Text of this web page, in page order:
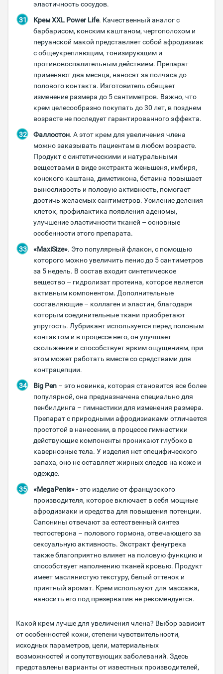
эластичность сосудов.
Крем XXL Power Life. Качественный аналог с
барбарисом, конским каштаном, чертополохом и
перуанской макой представляет собой афродизиак
с общеукрепляющим, тонизирующим и
противовоспалительным действием. Препарат
применяют два месяца, наносят за полчаса до
полового контакта. Изготовитель обещает
изменение размера до 5 сантиметров. Важно, что
крем целесообразно покупать до 30 лет, в позднем
возрасте не последует гарантированного эффекта.
Фаллостон. А этот крем для увеличения члена
можно заказывать пациентам в любом возрасте.
Продукт с синтетическими и натуральными
веществами в виде экстракта женьшеня, имбиря,
конского каштана, диметикона, бетаина повышает
выносливость и половую активность, помогает
достичь желаемых сантиметров. Усиление деления
клеток, профилактика появления аденомы,
улучшение эластичности тканей – основные
особенности этого препарата.
«MaxiSize». Это популярный флакон, с помощью
которого можно увеличить пенис до 5 сантиметров
за 5 недель. В состав входит синтетическое
вещество – гидролизат протеина, которое является
активным компонентом. Дополнительные
составляющие – коллаген и эластин, благодаря
которым соединительные ткани приобретают
упругость. Лубрикант используется перед половым
контактом и в процессе него, он улучшает
скольжение и способствует ярким ощущениям, при
этом может работать вместе со средствами для
контрацепции.
Big Pen – это новинка, которая становится все более
популярной, она предназначена специально для
пенбилдинга – гимнастики для изменения размера.
Препарат с природными афродизиаками отличается
простотой в нанесении, в процессе гимнастики
действующие компоненты проникают глубоко в
кавернозные тела. У изделия нет специфического
запаха, оно не оставляет жирных следов на коже и
одежде.
«MegaPenis»- это изделие от французского
производителя, которое включает в себя мощные
афродизиаки и средства для повышения потенции.
Сапонины отвечают за естественный синтез
тестостерона – полового гормона, отвечающего за
сексуальную активность. Экстракт фенугрека
также благоприятно влияет на половую функцию и
способствует наполнению тканей кровью. Продукт
имеет маслянистую текстуру, белый оттенок и
приятный аромат. Крем используют для массажа,
наносить его под презерватив не рекомендуется.
Какой крем лучше для увеличения члена? Выбор зависит
от особенностей кожи, степени чувствительности,
исходных параметров, цели, материальных
возможностей и сопутствующих заболеваний. Здесь
представлены варианты от известных производителей,